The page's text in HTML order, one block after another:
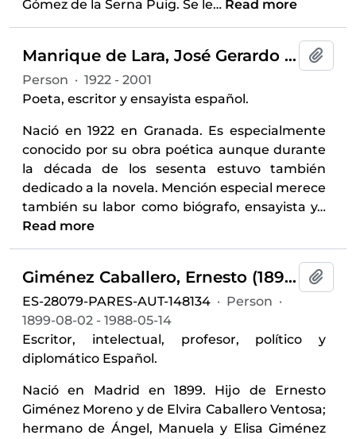
Gómez de la Serna Puig. Se le… Read more
Manrique de Lara, José Gerardo (1922-2001)
Person · 1922 - 2001
Poeta, escritor y ensayista español.
Nació en 1922 en Granada. Es especialmente
conocido por su obra poética aunque durante
la década de los sesenta estuvo también
dedicado a la novela. Mención especial merece
también su labor como biógrafo, ensayista y…
Read more
Giménez Caballero, Ernesto (1899-1988)
ES-28079-PARES-AUT-148134 · Person ·
1899-08-02 - 1988-05-14
Escritor, intelectual, profesor, político y
diplomático Español.
Nació en Madrid en 1899. Hijo de Ernesto
Giménez Moreno y de Elvira Caballero Ventosa;
hermano de Ángel, Manuela y Elisa Giménez